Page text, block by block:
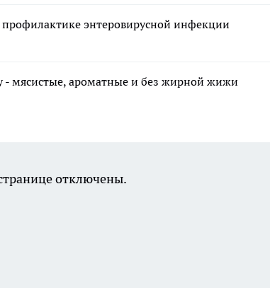
энтеровирусной инфекции
мясистые, ароматные и без жирной жижи
отключены.